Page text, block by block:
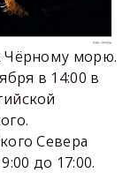
Чёрному морю.
в 14:00 в
Севера
до 17:00.